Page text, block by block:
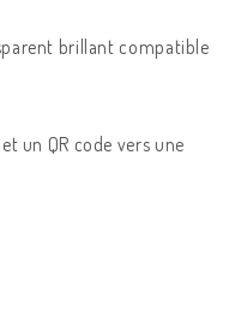
brillant compatible
un QR code vers une